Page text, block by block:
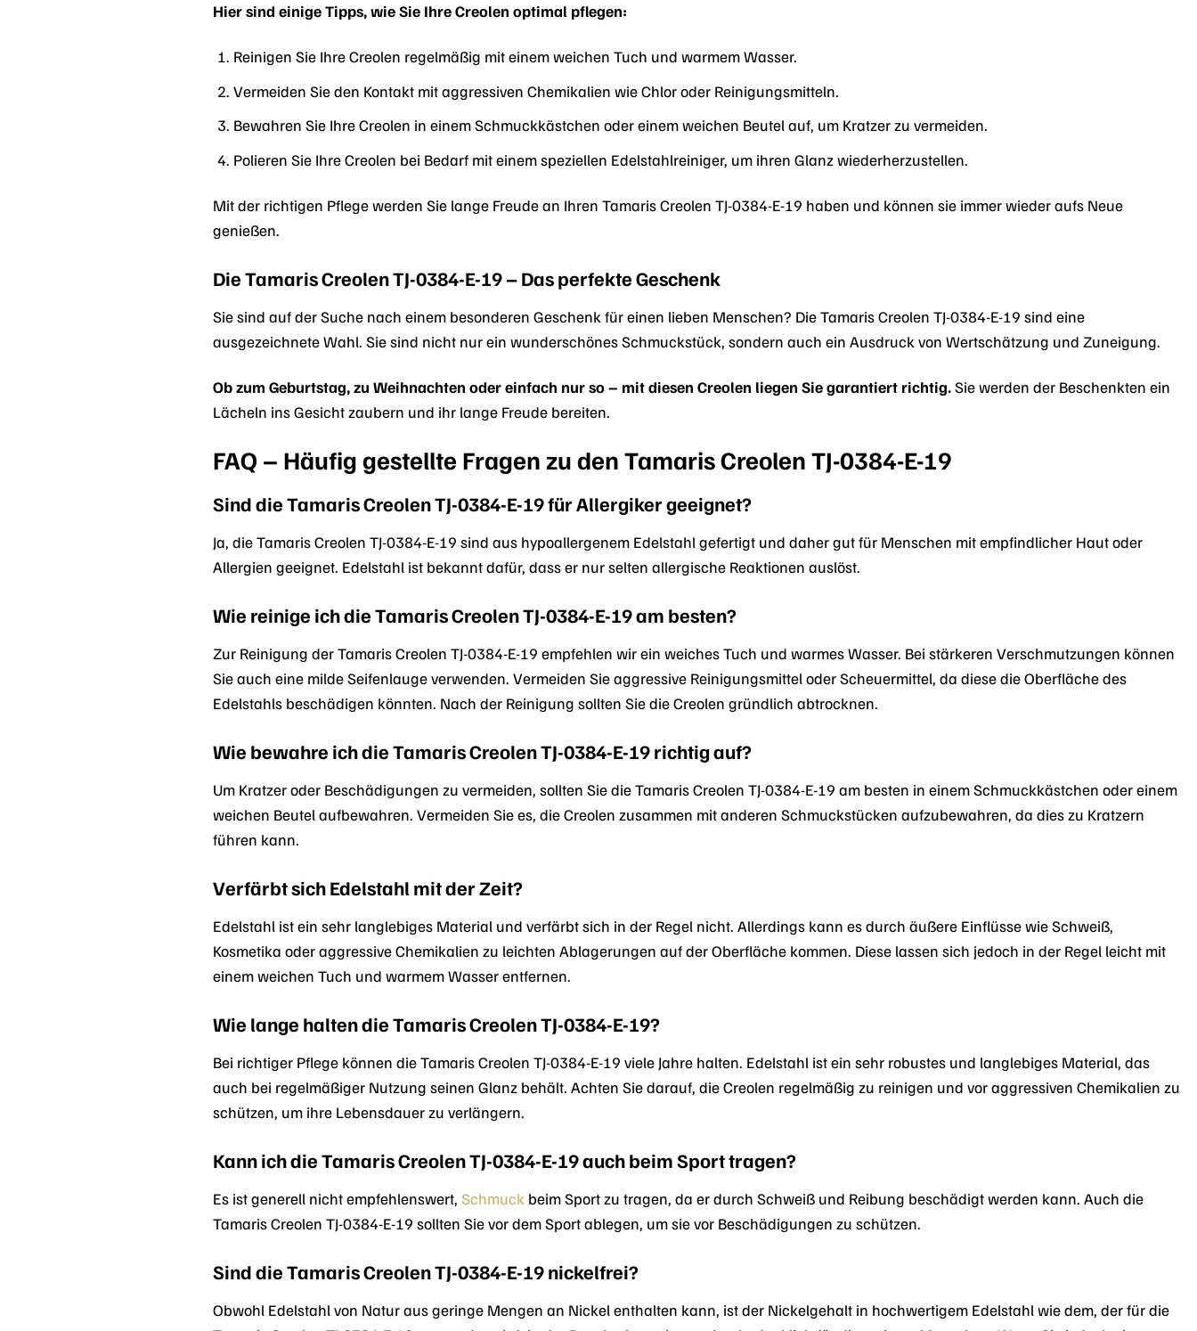
Hier sind einige Tipps, wie Sie Ihre Creolen optimal pflegen:
Reinigen Sie Ihre Creolen regelmäßig mit einem weichen Tuch und warmem Wasser.
Vermeiden Sie den Kontakt mit aggressiven Chemikalien wie Chlor oder Reinigungsmitteln.
Bewahren Sie Ihre Creolen in einem Schmuckkästchen oder einem weichen Beutel auf, um Kratzer zu vermeiden.
Polieren Sie Ihre Creolen bei Bedarf mit einem speziellen Edelstahlreiniger, um ihren Glanz wiederherzustellen.
Mit der richtigen Pflege werden Sie lange Freude an Ihren Tamaris Creolen TJ-0384-E-19 haben und können sie immer wieder aufs Neue
genießen.
Die Tamaris Creolen TJ-0384-E-19 – Das perfekte Geschenk
Sie sind auf der Suche nach einem besonderen Geschenk für einen lieben Menschen? Die Tamaris Creolen TJ-0384-E-19 sind eine
ausgezeichnete Wahl. Sie sind nicht nur ein wunderschönes Schmuckstück, sondern auch ein Ausdruck von Wertschätzung und Zuneigung.
Ob zum Geburtstag, zu Weihnachten oder einfach nur so – mit diesen Creolen liegen Sie garantiert richtig.Sie werden der Beschenkten ein
Lächeln ins Gesicht zaubern und ihr lange Freude bereiten.
FAQ – Häufig gestellte Fragen zu den Tamaris Creolen TJ-0384-E-19
Sind die Tamaris Creolen TJ-0384-E-19 für Allergiker geeignet?
Ja, die Tamaris Creolen TJ-0384-E-19 sind aus hypoallergenem Edelstahl gefertigt und daher gut für Menschen mit empfindlicher Haut oder
Allergien geeignet. Edelstahl ist bekannt dafür, dass er nur selten allergische Reaktionen auslöst.
Wie reinige ich die Tamaris Creolen TJ-0384-E-19 am besten?
Zur Reinigung der Tamaris Creolen TJ-0384-E-19 empfehlen wir ein weiches Tuch und warmes Wasser. Bei stärkeren Verschmutzungen können
Sie auch eine milde Seifenlauge verwenden. Vermeiden Sie aggressive Reinigungsmittel oder Scheuermittel, da diese die Oberfläche des
Edelstahls beschädigen könnten. Nach der Reinigung sollten Sie die Creolen gründlich abtrocknen.
Wie bewahre ich die Tamaris Creolen TJ-0384-E-19 richtig auf?
Um Kratzer oder Beschädigungen zu vermeiden, sollten Sie die Tamaris Creolen TJ-0384-E-19 am besten in einem Schmuckkästchen oder einem
weichen Beutel aufbewahren. Vermeiden Sie es, die Creolen zusammen mit anderen Schmuckstücken aufzubewahren, da dies zu Kratzern
führen kann.
Verfärbt sich Edelstahl mit der Zeit?
Edelstahl ist ein sehr langlebiges Material und verfärbt sich in der Regel nicht. Allerdings kann es durch äußere Einflüsse wie Schweiß,
Kosmetika oder aggressive Chemikalien zu leichten Ablagerungen auf der Oberfläche kommen. Diese lassen sich jedoch in der Regel leicht mit
einem weichen Tuch und warmem Wasser entfernen.
Wie lange halten die Tamaris Creolen TJ-0384-E-19?
Bei richtiger Pflege können die Tamaris Creolen TJ-0384-E-19 viele Jahre halten. Edelstahl ist ein sehr robustes und langlebiges Material, das
auch bei regelmäßiger Nutzung seinen Glanz behält. Achten Sie darauf, die Creolen regelmäßig zu reinigen und vor aggressiven Chemikalien zu
schützen, um ihre Lebensdauer zu verlängern.
Kann ich die Tamaris Creolen TJ-0384-E-19 auch beim Sport tragen?
Es ist generell nicht empfehlenswert, Schmuck beim Sport zu tragen, da er durch Schweiß und Reibung beschädigt werden kann. Auch die
Tamaris Creolen TJ-0384-E-19 sollten Sie vor dem Sport ablegen, um sie vor Beschädigungen zu schützen.
Sind die Tamaris Creolen TJ-0384-E-19 nickelfrei?
Obwohl Edelstahl von Natur aus geringe Mengen an Nickel enthalten kann, ist der Nickelgehalt in hochwertigem Edelstahl wie dem, der für die